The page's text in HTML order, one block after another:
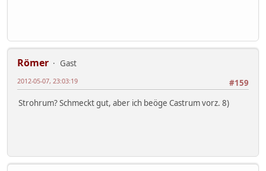
Römer
Gast
#159
2012-05-07, 23:03:19
Strohrum? Schmeckt gut, aber ich beöge Castrum vorz. 8)